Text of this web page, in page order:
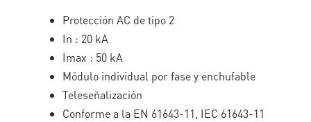
Protección AC de tipo 2
In : 20 kA
Imax : 50 kA
Módulo individual por fase y enchufable
Teleseñalización
Conforme a la EN 61643-11, IEC 61643-11